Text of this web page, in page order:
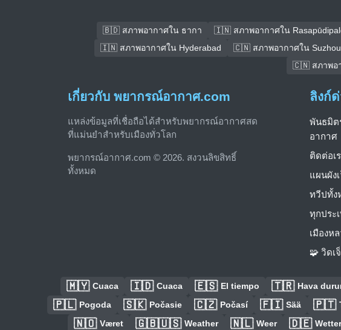
🇧🇩 สภาพอากาศใน ธากา 🇮🇳 สภาพอากาศใน
🇮🇳 สภาพอากาศใน Hyderabad
🇨🇳 สภาพอากาศใน Suzhou
🇨🇳 สภาพอา
เกี่ยวกับ พยากรณ์อากาศ.com
แหล่งข้อมูลที่เชื่อถือได้สำหรับพยากรณ์อากาศสด
ที่แม่นยำสำหรับเมืองทั่วโลก
พยากรณ์อากาศ.com © 2026. สงวนลิขสิทธิ์
ทั้งหมด
ลิงก์
พันธมิต
อากาศ
ติดต่อเ
แผนผัง
ทวีปทั้ง
ทุกประ
เมืองห
🧩 วิด
🇲🇾 Cuaca 🇮🇩 Cuaca 🇪🇸 El tiempo 🇹🇷 Hava
🇵🇱 Pogoda 🇸🇰 Počasie 🇨🇿 Počasí 🇫🇮 Sää 🇵🇹
🇳🇴 Været 🇬🇧🇺🇸 Weather 🇳🇱 Weer 🇩🇪 Wetter